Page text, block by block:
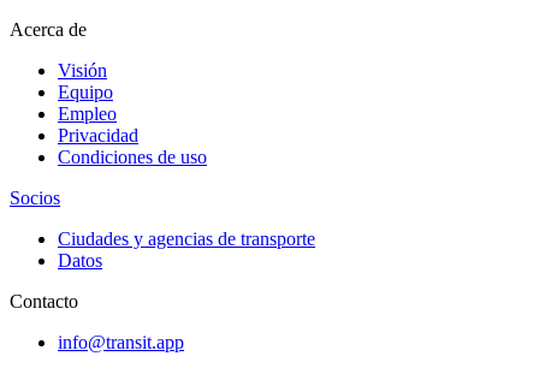
Acerca de
Visión
Equipo
Empleo
Privacidad
Condiciones de uso
Socios
Ciudades y agencias de transporte
Datos
Contacto
info@transit.app